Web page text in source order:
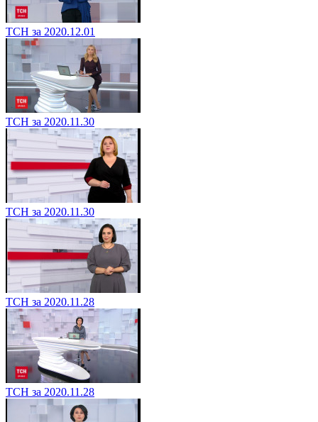
ТСН за 2020.12.01
ТСН за 2020.11.30
ТСН за 2020.11.30
ТСН за 2020.11.28
ТСН за 2020.11.28